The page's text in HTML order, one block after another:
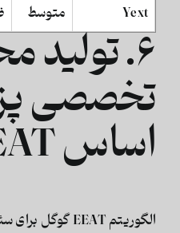
Yext متوسط
۶. تولید
تخصصی
اساس EEAT
الگوریتم EEAT گوگل برای